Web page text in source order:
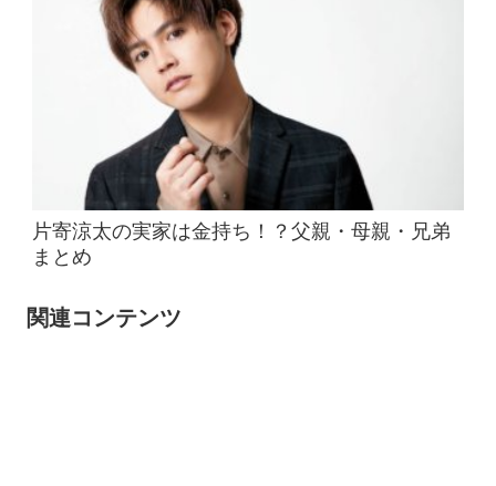
片寄涼太の実家は金持ち！？父親・母親・兄弟
まとめ
関連コンテンツ